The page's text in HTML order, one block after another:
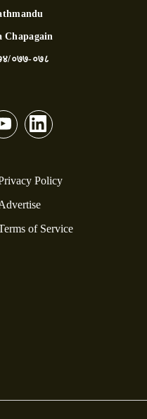
Chapagain
०७७-०७८
Policy
of Service